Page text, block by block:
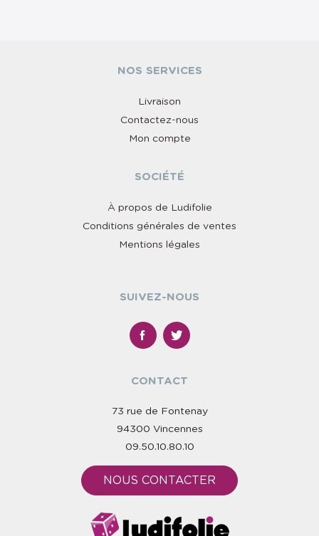
NOS SERVICES
Livraison
Contactez-nous
Mon compte
SOCIÉTÉ
À propos de Ludifolie
Conditions générales de ventes
Mentions légales
SUIVEZ-NOUS
CONTACT
73 rue de Fontenay
94300 Vincennes
09.50.10.80.10
NOUS CONTACTER